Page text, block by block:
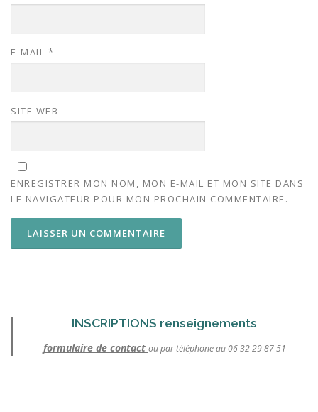
E-MAIL *
SITE WEB
ENREGISTRER MON NOM, MON E-MAIL ET MON SITE DANS
LE NAVIGATEUR POUR MON PROCHAIN COMMENTAIRE.
INSCRIPTIONS renseignements
formulaire de contact ou par téléphone au 06 32 29 87 51